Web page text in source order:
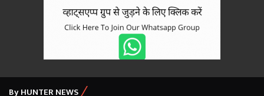
By HUNTER NEWS